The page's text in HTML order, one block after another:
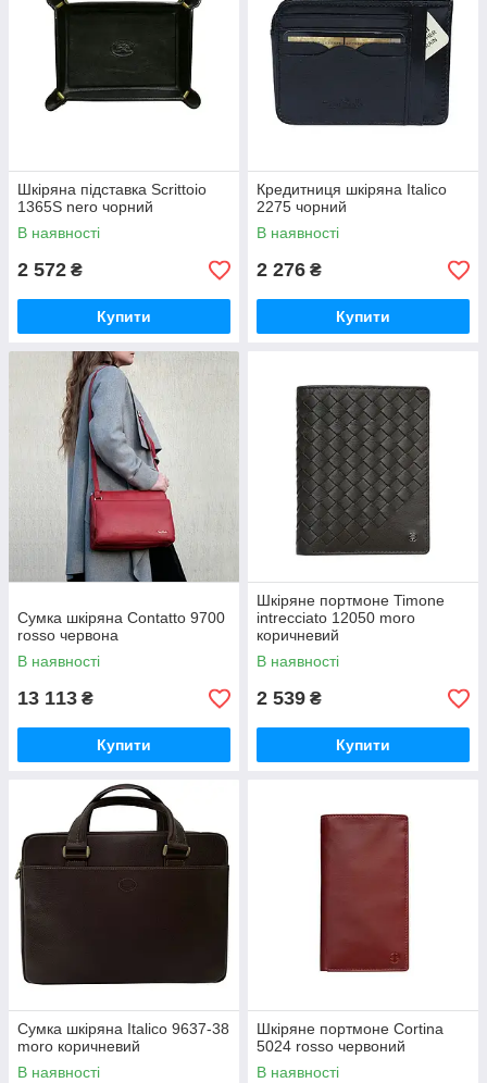
Шкіряна підставка Scrittoio
1365S nero чорний
В наявності
2 572 ₴
Купити
Кредитниця шкіряна Italico
2275 чорний
В наявності
2 276 ₴
Купити
Сумка шкіряна Contatto 9700
rosso червона
В наявності
13 113 ₴
Купити
Шкіряне портмоне Timone
intrecciato 12050 moro
коричневий
В наявності
2 539 ₴
Купити
Сумка шкіряна Italico 9637-38
moro коричневий
В наявності
Шкіряне портмоне Cortina
5024 rosso червоний
В наявності